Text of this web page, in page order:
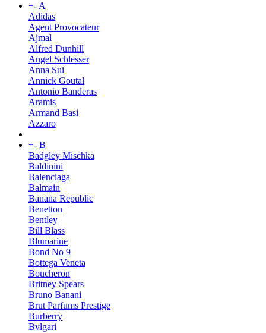
+-A
Adidas
Agent Provocateur
Ajmal
Alfred Dunhill
Angel Schlesser
Anna Sui
Annick Goutal
Antonio Banderas
Aramis
Armand Basi
Azzaro
+- B
Badgley Mischka
Baldinini
Balenciaga
Balmain
Banana Republic
Benetton
Bentley
Bill Blass
Blumarine
Bond No 9
Bottega Veneta
Boucheron
Britney Spears
Bruno Banani
Brut Parfums Prestige
Burberry
Bvlgari